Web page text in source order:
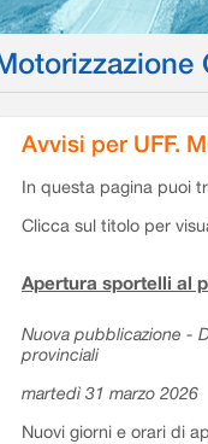
Avvisi per UFF.
In questa pagina puoi
Clicca sul titolo per
Apertura sportelli al
Nuova pubblicazione -
provinciali
martedì 31 marzo 2026
Nuovi giorni e orari di